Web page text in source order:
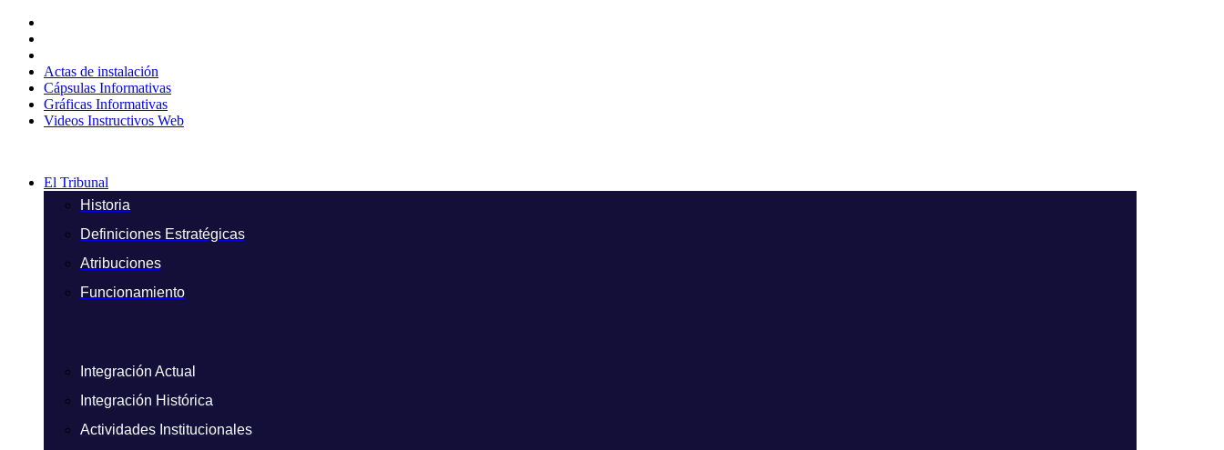
contenido
Actas de instalación
Cápsulas Informativas
Gráficas Informativas
Videos Instructivos Web
El Tribunal
Historia
Definiciones Estratégicas
Atribuciones
Funcionamiento
Integración Actual
Integración Histórica
Actividades Institucionales